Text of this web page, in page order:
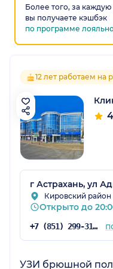
Более того, за каждую
вы получаете кэшбэк
по программе
12 лет работаем на
г Астрахань, ул
Кировский район
Открыто до
+7 (851) 299-31-76
УЗИ брюшной